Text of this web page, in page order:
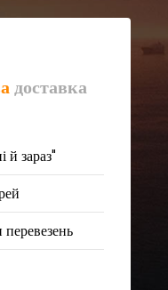
доставка
й зараз"